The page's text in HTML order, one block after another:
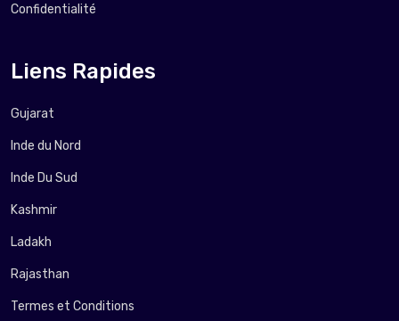
Confidentialité
Liens Rapides
Gujarat
Inde du Nord
Inde Du Sud
Kashmir
Ladakh
Rajasthan
Termes et Conditions